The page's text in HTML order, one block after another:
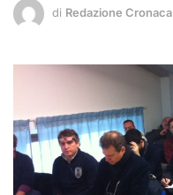
di Redazione Cronaca